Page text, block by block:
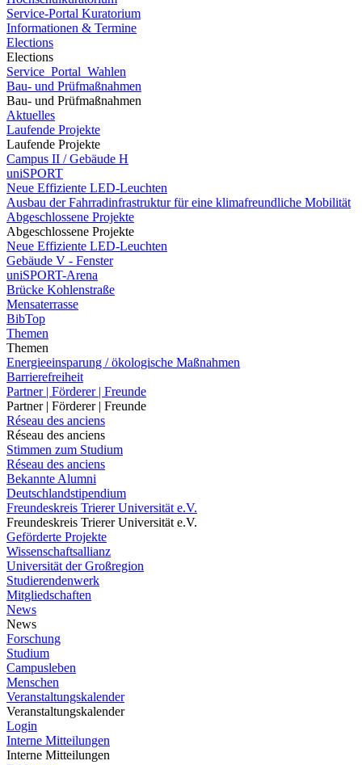
Service-Portal Kuratorium
Informationen & Termine
Elections
Elections
Service_Portal_Wahlen
Bau- und Prüfmaßnahmen
Bau- und Prüfmaßnahmen
Aktuelles
Laufende Projekte
Laufende Projekte
Campus II / Gebäude H
uniSPORT
Neue Effiziente LED-Leuchten
Ausbau der Fahrradinfrastruktur für eine klimafreundliche Mobilität
Abgeschlossene Projekte
Abgeschlossene Projekte
Neue Effiziente LED-Leuchten
Gebäude V - Fenster
uniSPORT-Arena
Brücke Kohlenstraße
Mensaterrasse
BibTop
Themen
Themen
Energieeinsparung / ökologische Maßnahmen
Barrierefreiheit
Partner | Förderer | Freunde
Partner | Förderer | Freunde
Réseau des anciens
Réseau des anciens
Stimmen zum Studium
Réseau des anciens
Bekannte Alumni
Deutschlandstipendium
Freundeskreis Trierer Universität e.V.
Freundeskreis Trierer Universität e.V.
Geförderte Projekte
Wissenschaftsallianz
Universität der Großregion
Studierendenwerk
Mitgliedschaften
News
News
Forschung
Studium
Campusleben
Menschen
Veranstaltungskalender
Veranstaltungskalender
Login
Interne Mitteilungen
Interne Mitteilungen